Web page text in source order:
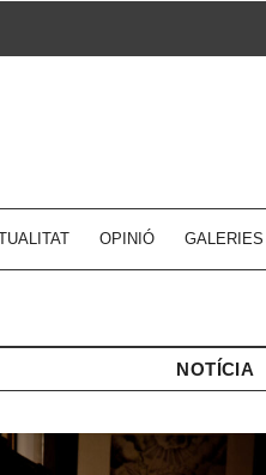
OPINIÓ GALERIES
NOTÍCIA